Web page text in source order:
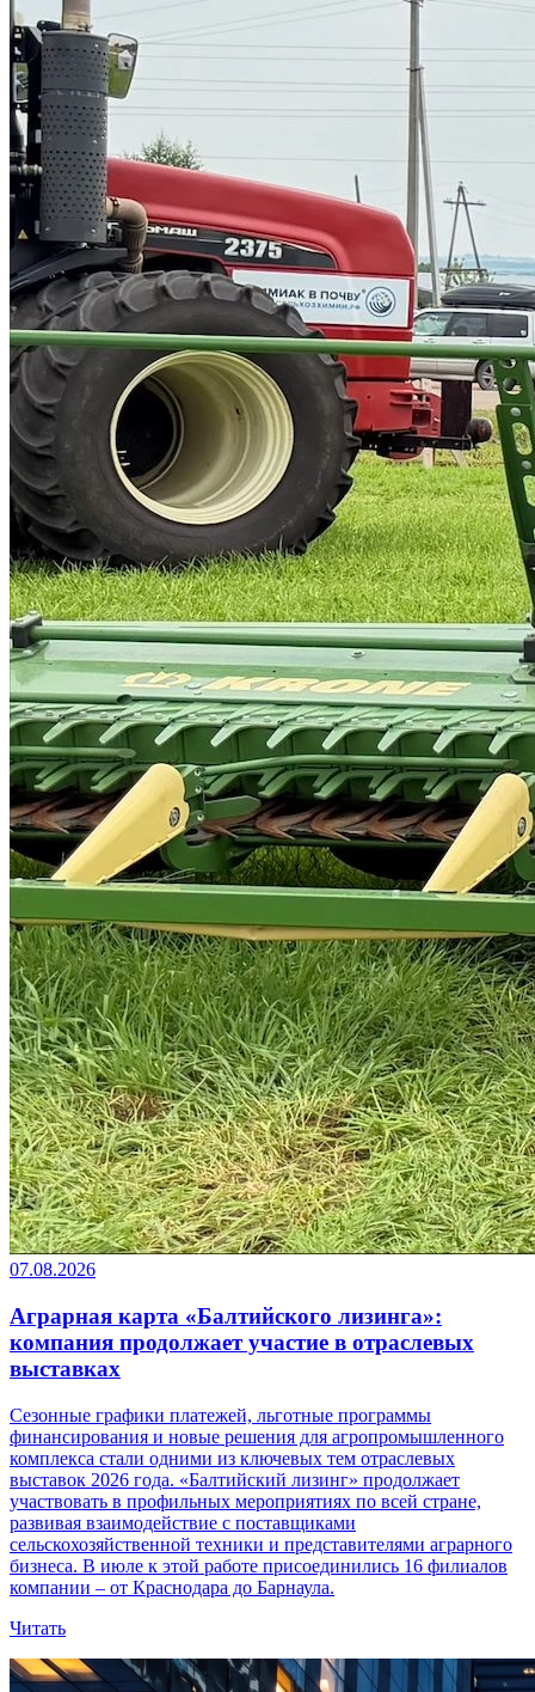
07.08.2026
Аграрная карта «Балтийского лизинга»:
компания продолжает участие в отраслевых
выставках
Сезонные графики платежей, льготные программы
финансирования и новые решения для агропромышленного
комплекса стали одними из ключевых тем отраслевых
выставок 2026 года. «Балтийский лизинг» продолжает
участвовать в профильных мероприятиях по всей стране,
развивая взаимодействие с поставщиками
сельскохозяйственной техники и представителями аграрного
бизнеса. В июле к этой работе присоединились 16 филиалов
компании – от Краснодара до Барнаула.
Читать